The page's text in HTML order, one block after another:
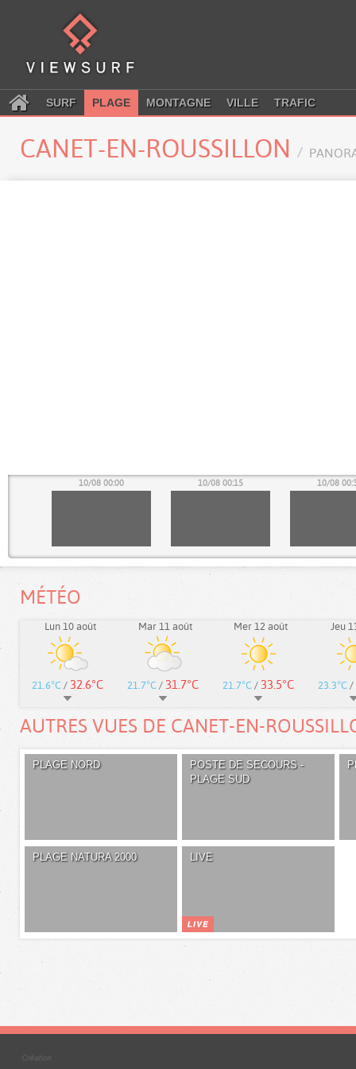
SURF PLAGE MONTAGNE VILLE TRAFIC
CANET-EN-ROUSSILLON
10/08 00:00 10/08 00:15 10/08
MÉTÉO
Lun 10 août
21.6°C / 32.6°C
Mar 11 août
21.7°C / 31.7°C
Mer 12 août
21.7°C / 33.5°C
Jeu
23.3°C /
AUTRES VUES DE CANET-EN-
PLAGE NORD
POSTE DE SECOURS -
PLAGE SUD
PLAGE NATURA 2000 LIVE